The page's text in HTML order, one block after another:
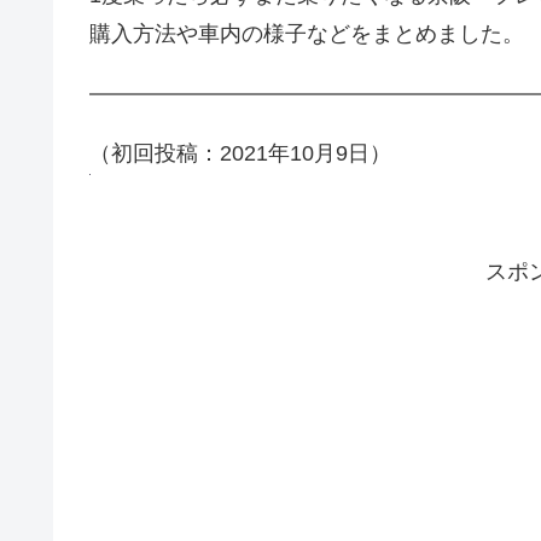
購入方法や車内の様子などをまとめました。
（初回投稿：2021年10月9日）
スポ